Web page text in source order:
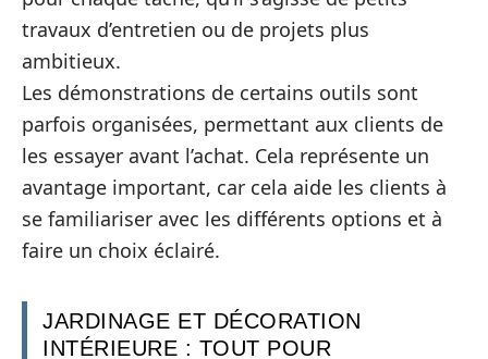
travaux d’entretien ou de projets plus
ambitieux.
Les démonstrations de certains outils sont
parfois organisées, permettant aux clients de
les essayer avant l’achat. Cela représente un
avantage important, car cela aide les clients à
se familiariser avec les différents options et à
faire un choix éclairé.
JARDINAGE ET DÉCORATION
INTÉRIEURE : TOUT POUR